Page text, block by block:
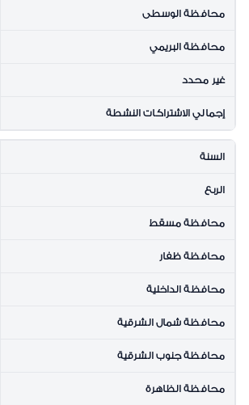
محافظة الوسطى
محافظة البريمي
غير محدد
إجمالي الاشتراكات النشطة
السنة
الربع
محافظة مسقط
محافظة ظفار
محافظة الداخلية
محافظة شمال الشرقية
محافظة جنوب الشرقية
محافظة الظاهرة